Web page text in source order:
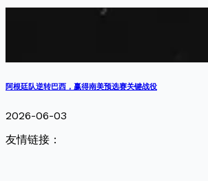
阿根廷队逆转巴西，赢得南美预选赛关键战役
2026-06-03
友情链接：